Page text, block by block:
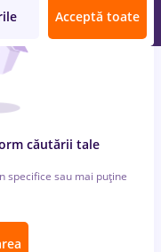
căutării tale
specifice sau mai puține
Acceptă toate